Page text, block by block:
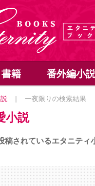
書籍 番外編小説
| 一夜限りの検索結果
小説
稿されているエタニティ